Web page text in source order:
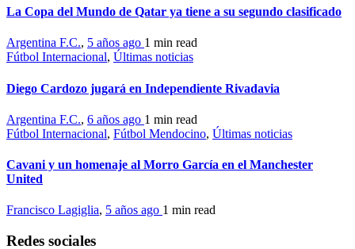
La Copa del Mundo de Qatar ya tiene a su segundo clasificado
Argentina F.C., 5 años ago 1 min read
Fútbol Internacional, Últimas noticias
Diego Cardozo jugará en Independiente Rivadavia
Argentina F.C., 6 años ago 1 min read
Fútbol Internacional, Fútbol Mendocino, Últimas noticias
Cavani y un homenaje al Morro García en el Manchester
United
Francisco Lagiglia, 5 años ago 1 min read
Redes sociales